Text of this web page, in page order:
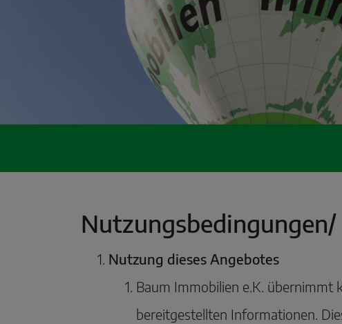
Nutzung dieses Angebotes
Baum Immobilien e.K. übernimmt
bereitgestellten Informationen.